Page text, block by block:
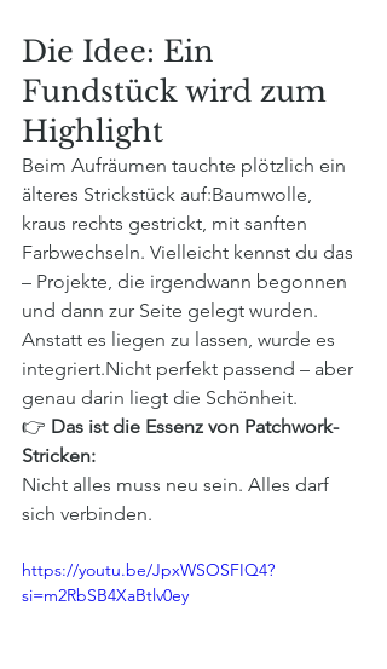
Die Idee: Ein
Fundstück wird zum
Highlight
Beim Aufräumen tauchte plötzlich ein
älteres Strickstück auf:Baumwolle,
kraus rechts gestrickt, mit sanften
Farbwechseln. Vielleicht kennst du das
– Projekte, die irgendwann begonnen
und dann zur Seite gelegt wurden.
Anstatt es liegen zu lassen, wurde es
integriert.Nicht perfekt passend – aber
genau darin liegt die Schönheit.
👉 Das ist die Essenz von Patchwork-
Stricken:
Nicht alles muss neu sein. Alles darf
sich verbinden.
https://youtu.be/JpxWSOSFIQ4?
si=m2RbSB4XaBtlv0ey